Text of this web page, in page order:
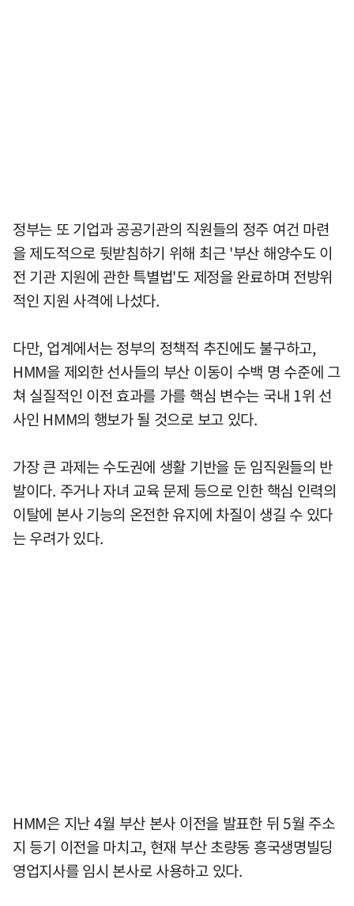
정부는 또 기업과 공공기관의 직원들의 정주 여건 마련
을 제도적으로 뒷받침하기 위해 최근 '부산 해양수도 이
전 기관 지원에 관한 특별법'도 제정을 완료하며 전방위
적인 지원 사격에 나섰다.
다만, 업계에서는 정부의 정책적 추진에도 불구하고,
HMM을 제외한 선사들의 부산 이동이 수백 명 수준에 그
쳐 실질적인 이전 효과를 가를 핵심 변수는 국내 1위 선
사인 HMM의 행보가 될 것으로 보고 있다.
가장 큰 과제는 수도권에 생활 기반을 둔 임직원들의 반
발이다. 주거나 자녀 교육 문제 등으로 인한 핵심 인력의
이탈에 본사 기능의 온전한 유지에 차질이 생길 수 있다
는 우려가 있다.
HMM은 지난 4월 부산 본사 이전을 발표한 뒤 5월 주소
지 등기 이전을 마치고, 현재 부산 초량동 흥국생명빌딩
영업지사를 임시 본사로 사용하고 있다.